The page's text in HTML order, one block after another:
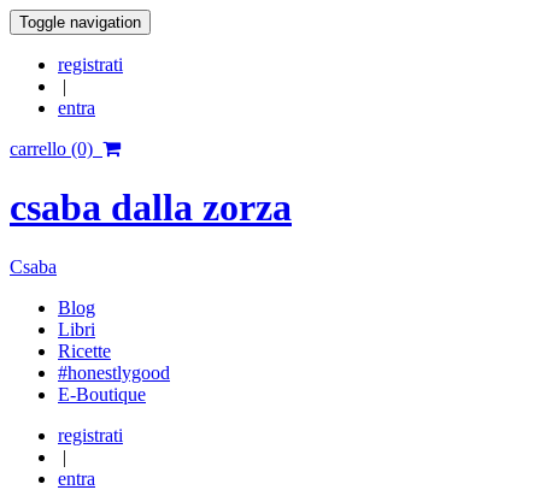
Toggle navigation
registrati
|
entra
carrello (0)
csaba dalla zorza
Csaba
Blog
Libri
Ricette
#honestlygood
E-Boutique
registrati
|
entra